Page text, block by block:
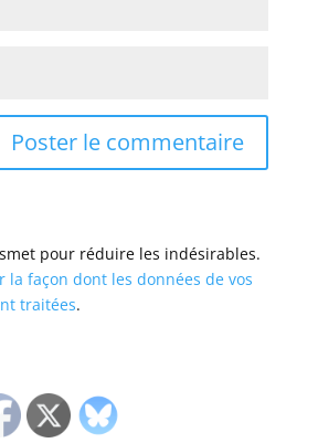
pour réduire les indésirables.
la façon dont les données de vos
traitées.